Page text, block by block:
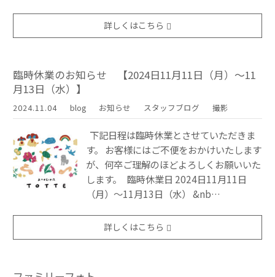
詳しくはこちら
臨時休業のお知らせ 【2024日11月11日（月）〜11
月13日（水）】
2024.11.04 blog お知らせ スタッフブログ 撮影
下記日程は臨時休業とさせていただきま
す。 お客様にはご不便をおかけいたします
が、何卒ご理解のほどよろしくお願いいた
します。 臨時休業日 2024日11月11日
（月）〜11月13日（水） &nb…
詳しくはこちら